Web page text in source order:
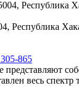
Республика
865
представляют
весь спектр